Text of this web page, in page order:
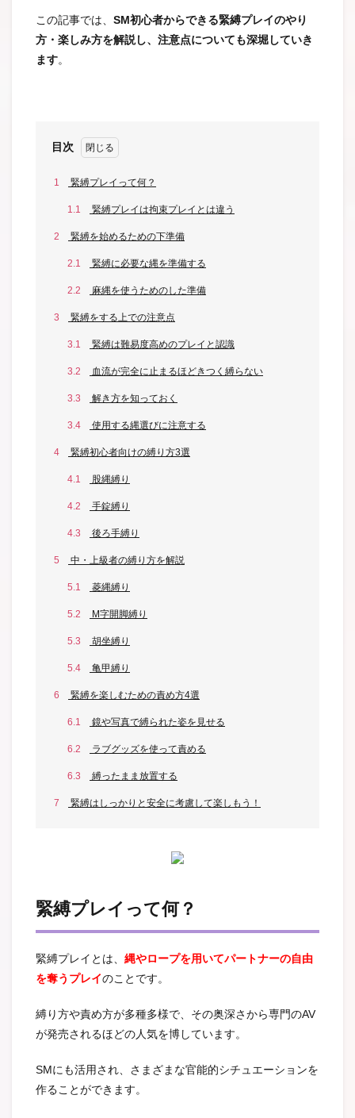
この記事では、 SM初心者からできる緊縛プレイのやり
方・楽しみ方を解説し、注意点についても深堀していき
ます。
目次
1 緊縛プレイって何？
1.1 緊縛プレイは拘束プレイとは違う
2 緊縛を始めるための下準備
2.1 緊縛に必要な縄を準備する
2.2 麻縄を使うためのした準備
3 緊縛をする上での注意点
3.1 緊縛は難易度高めのプレイと認識
3.2 血流が完全に止まるほどきつく縛らない
3.3 解き方を知っておく
3.4 使用する縄選びに注意する
4 緊縛初心者向けの縛り方3選
4.1 股縄縛り
4.2 手錠縛り
4.3 後ろ手縛り
5 中・上級者の縛り方を解説
5.1 菱縄縛り
5.2 M字開脚縛り
5.3 胡坐縛り
5.4 亀甲縛り
6 緊縛を楽しむための責め方4選
6.1 鏡や写真で縛られた姿を見せる
6.2 ラブグッズを使って責める
6.3 縛ったまま放置する
7 緊縛はしっかりと安全に考慮して楽しもう！
緊縛プレイって何？
緊縛プレイとは、 縄やロープを用いてパートナーの自由
を奪うプレイのことです。
縛り方や責め方が多種多様で、その奥深さから専門のAV
が発売されるほどの人気を博しています。
SMにも活用され、さまざまな官能的シチュエーションを
作ることができます。